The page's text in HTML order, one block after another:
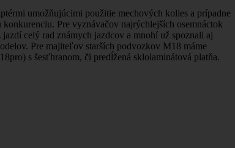
umožňujúcimi použitie mechových kolies a prípadne
Pre vyznávačov najrýchlejších osemnáctok
celý rad známych jazdcov a mnohí už spoznali aj
Pre majiteľov starších podvozkov M18 máme
s šesťhranom, či predĺžená sklolaminátová platňa.